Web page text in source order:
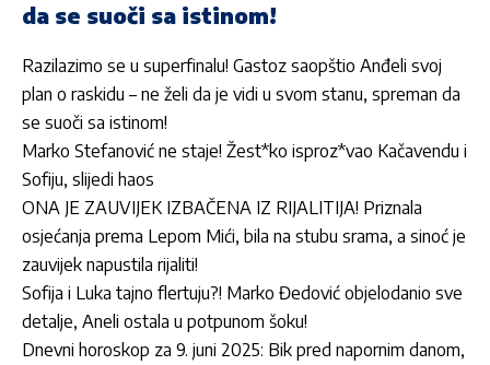
da se suoči sa istinom!
Razilazimo se u superfinalu! Gastoz saopštio Anđeli svoj
plan o raskidu – ne želi da je vidi u svom stanu, spreman da
se suoči sa istinom!
Marko Stefanović ne staje! Žest*ko isproz*vao Kačavendu i
Sofiju, slijedi haos
ONA JE ZAUVIJEK IZBAČENA IZ RIJALITIJA! Priznala
osjećanja prema Lepom Mići, bila na stubu srama, a sinoć je
zauvijek napustila rijaliti!
Sofija i Luka tajno flertuju?! Marko Đedović objelodanio sve
detalje, Aneli ostala u potpunom šoku!
Dnevni horoskop za 9. juni 2025: Bik pred napornim danom,